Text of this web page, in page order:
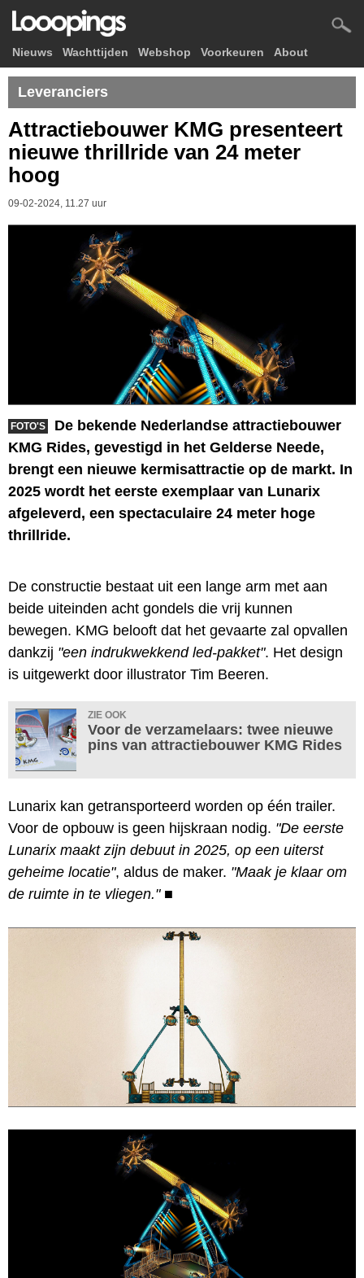
Nieuws Wachttijden Webshop Voorkeuren About
Leveranciers
Attractiebouwer KMG presenteert
nieuwe thrillride van 24 meter
hoog
09-02-2024, 11.27 uur
FOTO'S
De bekende Nederlandse attractiebouwer
KMG Rides, gevestigd in het Gelderse Neede,
brengt een nieuwe kermisattractie op de markt. In
2025 wordt het eerste exemplaar van Lunarix
afgeleverd, een spectaculaire 24 meter hoge
thrillride.
De constructie bestaat uit een lange arm met aan
beide uiteinden acht gondels die vrij kunnen
bewegen. KMG belooft dat het gevaarte zal opvallen
dankzij "een indrukwekkend led-pakket". Het design
is uitgewerkt door illustrator Tim Beeren.
ZIE OOK
Voor de verzamelaars: twee nieuwe
pins van attractiebouwer KMG Rides
Lunarix kan getransporteerd worden op één trailer.
Voor de opbouw is geen hijskraan nodig. "De eerste
Lunarix maakt zijn debuut in 2025, op een uiterst
geheime locatie", aldus de maker. "Maak je klaar om
de ruimte in te vliegen." ■